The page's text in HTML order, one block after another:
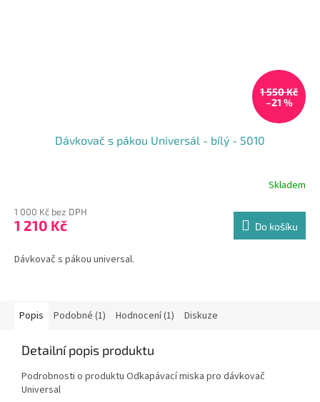
1 550 Kč
–21 %
Dávkovač s pákou Universál - bílý - 5010
produktu
je
z
Skladem
1 000 Kč bez DPH
1 210 Kč Do košíku
Dávkovač s pákou universal.
Popis Podobné (1) Hodnocení (1) Diskuze
Detailní popis produktu
Podrobnosti o produktu Odkapávací miska pro dávkovač
Universal